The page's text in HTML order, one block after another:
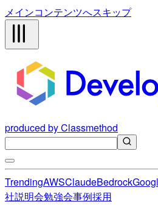
メインコンテンツへスキップ
produced by Classmethod
TrendingAWSClaudeBedrock
社説明会勉強会事例採用